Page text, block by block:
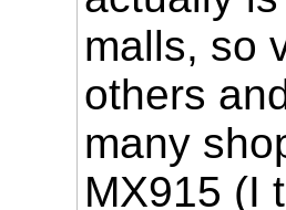
malls, so
others
many
MX915 (I